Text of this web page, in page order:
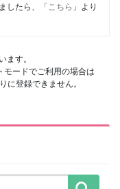
したら、「 こちら 」より
ます。
モードでご利用の場合は
に登録できません。